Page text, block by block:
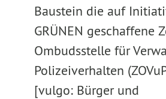
Baustein die auf
GRÜNEN geschaffene
Ombudsstelle für
Polizeiverhalten
[vulgo: Bürger und